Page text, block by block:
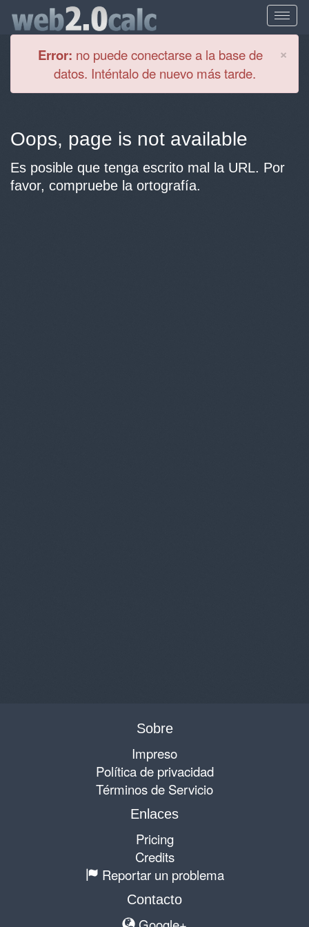
×
Error: no puede conectarse a la base de
datos. Inténtalo de nuevo más tarde.
Oops, page is not available
Es posible que tenga escrito mal la URL. Por
favor, compruebe la ortografía.
Sobre
Impreso
Política de privacidad
Términos de Servicio
Enlaces
Pricing
Credits
Reportar un problema
Contacto